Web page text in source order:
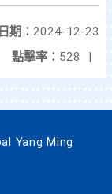
期： 2024-12-23
點擊率： 528 |
Yang Ming